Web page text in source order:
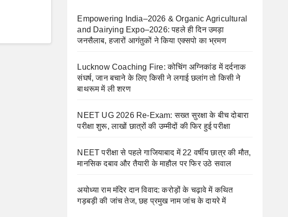
Empowering India–2026 & Organic Agricultural
and Dairying Expo–2026: पहले ही दिन उमड़ा
जनसैलाब, हजारों आगंतुकों ने किया एक्सपो का भ्रमण
Lucknow Coaching Fire: कोचिंग अग्निकांड में दर्दनाक
संघर्ष, जान बचाने के लिए किसी ने लगाई छलांग तो किसी ने
बाथरूम में ली शरण
NEET UG 2026 Re-Exam: सख्त सुरक्षा के बीच दोबारा
परीक्षा शुरू, लाखों छात्रों की उम्मीदों की फिर हुई परीक्षा
NEET परीक्षा से पहले गाजियाबाद में 22 वर्षीय छात्र की मौत,
मानसिक दबाव और तैयारी के माहौल पर फिर उठे सवाल
अयोध्या राम मंदिर दान विवाद: करोड़ों के चढ़ावे में कथित
गड़बड़ी की जांच तेज, छह प्रमुख नाम जांच के दायरे में